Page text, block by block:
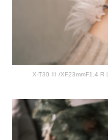
X-T30 III /XF23mmF1.4 R